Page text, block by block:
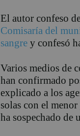
El autor confeso
Comisaría del
sangre y confesó
Varios medios de
han confirmado
explicado a los
solas con el
ha sospechado de